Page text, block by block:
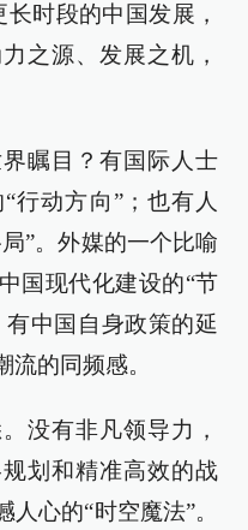
时段的中国发展，
之源、发展之机，
瞩目？有国际人士
行动方向”；也有人
”。外媒的一个比喻
国现代化建设的“节
有中国自身政策的延
的同频感。
没有非凡领导力，
划和精准高效的战
心的“时空魔法”。